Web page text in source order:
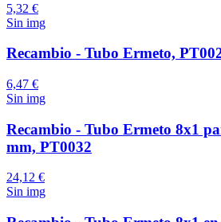
5,32 €
Sin img
Recambio - Tubo Ermeto,
6,47 €
Sin img
Recambio - Tubo Ermeto 8x1
mm, PT0032
24,12 €
Sin img